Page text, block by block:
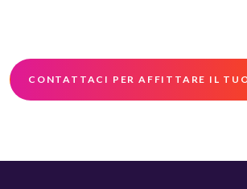
CONTATTACI PER AFFITTARE IL